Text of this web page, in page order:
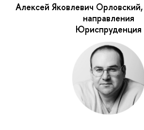
Алексей Яковлевич
направления
Юриспруденция